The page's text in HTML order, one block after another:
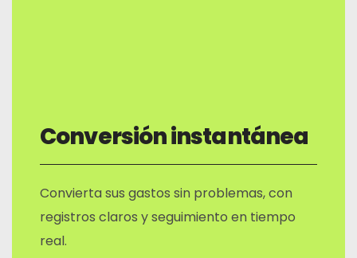
Conversión instantánea
Convierta sus gastos sin problemas, con
registros claros y seguimiento en tiempo
real.